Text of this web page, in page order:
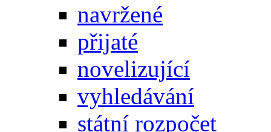
navržené
přijaté
novelizující
vyhledávání
státní rozpočet